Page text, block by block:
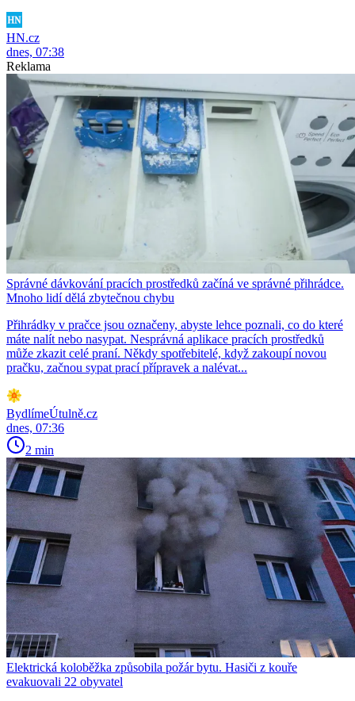
HN.cz
dnes, 07:38
Reklama
Správné dávkování pracích prostředků začíná ve správné přihrádce.
Mnoho lidí dělá zbytečnou chybu
Přihrádky v pračce jsou označeny, abyste lehce poznali, co do které
máte nalít nebo nasypat. Nesprávná aplikace pracích prostředků
může zkazit celé praní. Někdy spotřebitelé, když zakoupí novou
pračku, začnou sypat prací přípravek a nalévat...
BydlímeÚtulně.cz
dnes, 07:36
2 min
Elektrická koloběžka způsobila požár bytu. Hasiči z kouře
evakuovali 22 obyvatel